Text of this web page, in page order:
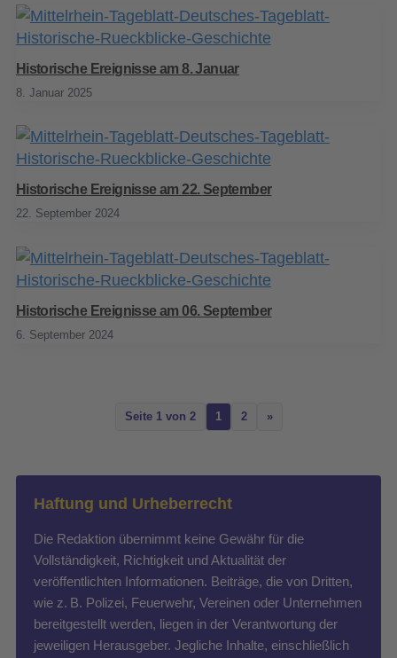
Historische Ereignisse am 8. Januar
8. Januar 2025
Historische Ereignisse am 22. September
22. September 2024
Historische Ereignisse am 06. September
6. September 2024
Seite 1 von 2 1 2 »
Haftung und Urheberrecht
Die Redaktion übernimmt keine Gewähr für die
Vollständigkeit, Richtigkeit und Aktualität der
veröffentlichten Informationen. Beiträge, die von Dritten,
wie z. B. Polizei, Feuerwehr, Vereinen oder Unternehmen
bereitgestellt werden, liegen in der Verantwortung der
jeweiligen Herausgeber. Jegliche Inhalte, einschließlich